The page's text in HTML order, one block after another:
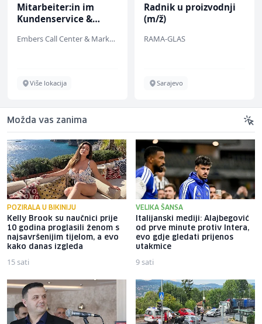
Mitarbeiter:in im
Kundenservice &
Embers Call Center & Marketing
Više lokacija
Radnik u proizvodnji
(m/ž)
RAMA-GLAS
Sarajevo
Možda vas zanima
POZIRALA U BIKINIJU
Kelly Brook su naučnici prije
10 godina proglasili ženom s
najsavršenijim tijelom, a evo
kako danas izgleda
15 sati
VELIKA ŠANSA
Italijanski mediji: Alajbegović
od prve minute protiv Intera,
evo gdje gledati prijenos
utakmice
9 sati